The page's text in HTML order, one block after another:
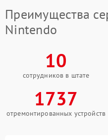
Преимущества
Nintendo
10
сотрудников в штате
1737
отремонтированных устройств